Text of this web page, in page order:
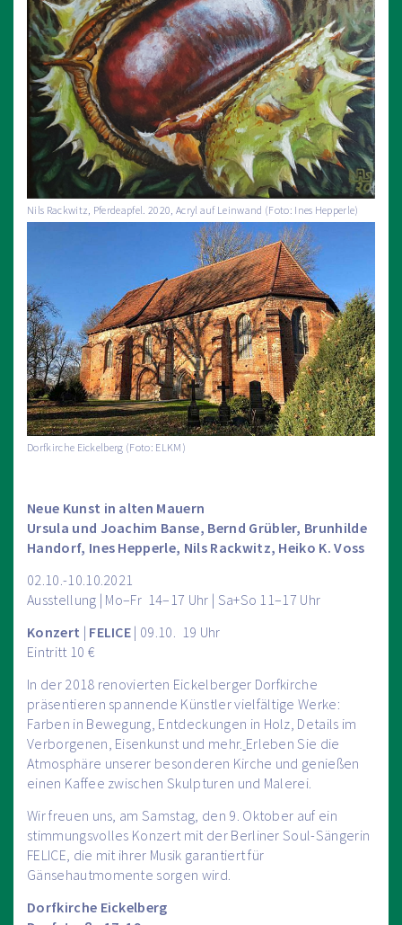
Nils Rackwitz, Pferdeapfel. 2020, Acryl auf Leinwand (Foto: Ines Hepperle)
Dorfkirche Eickelberg (Foto: ELKM)
Neue Kunst in alten Mauern
Ursula und Joachim Banse, Bernd Grübler, Brunhilde
Handorf, Ines Hepperle, Nils Rackwitz, Heiko K. Voss
02.10.-10.10.2021
Ausstellung | Mo–Fr 14–17 Uhr | Sa+So 11–17 Uhr
Konzert | FELICE | 09.10. 19 Uhr
Eintritt 10 €
In der 2018 renovierten Eickelberger Dorfkirche
präsentieren spannende Künstler vielfältige Werke:
Farben in Bewegung, Entdeckungen in Holz, Details im
Verborgenen, Eisenkunst und mehr. Erleben Sie die
Atmosphäre unserer besonderen Kirche und genießen
einen Kaffee zwischen Skulpturen und Malerei.
Wir freuen uns, am Samstag, den 9. Oktober auf ein
stimmungsvolles Konzert mit der Berliner Soul-Sängerin
FELICE, die mit ihrer Musik garantiert für
Gänsehautmomente sorgen wird.
Dorfkirche Eickelberg